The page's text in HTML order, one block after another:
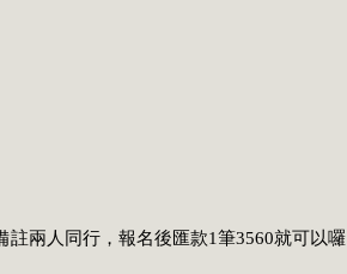
兩人同行，報名後匯款1筆3560就可以囉